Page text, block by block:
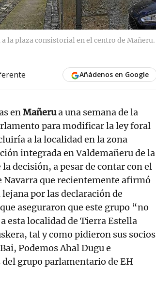
la plaza consistorial en el centro de Mañeru.
Añádenos en Google
enMañerua una semana de la
para modificar la ley foral
a la localidad en la zona
integrada en Valdemañeru de la
decisión, a pesar de contar con el
Navarra que recientemente afirmó
por las declaración de
aseguraron que este grupo “no
esta localidad de Tierra Estella
tal y como pidieron sus socios
Podemos Ahal Dugu e
grupo parlamentario de EH